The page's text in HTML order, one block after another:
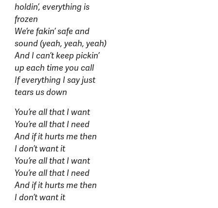
holdin’, everything is
frozen
We’re fakin’ safe and
sound (yeah, yeah, yeah)
And I can’t keep pickin’
up each time you call
If everything I say just
tears us down
You’re all that I want
You’re all that I need
And if it hurts me then
I don’t want it
You’re all that I want
You’re all that I need
And if it hurts me then
I don’t want it